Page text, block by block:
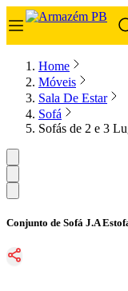
Home
Móveis
Sala De Estar
Sofá
Sofás de 2 e 3
Conjunto de Sofá J.A